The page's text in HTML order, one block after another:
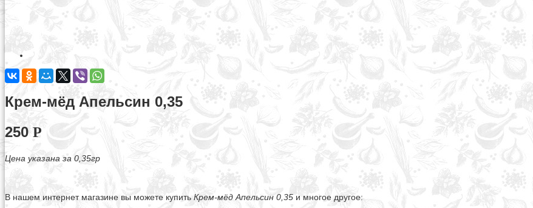
Крем-мёд Апельсин 0,35
250 Р
Цена указана за 0,35гр
В нашем интернет магазине вы можете купить Крем-мёд Апельсин 0,35 и многое другое: